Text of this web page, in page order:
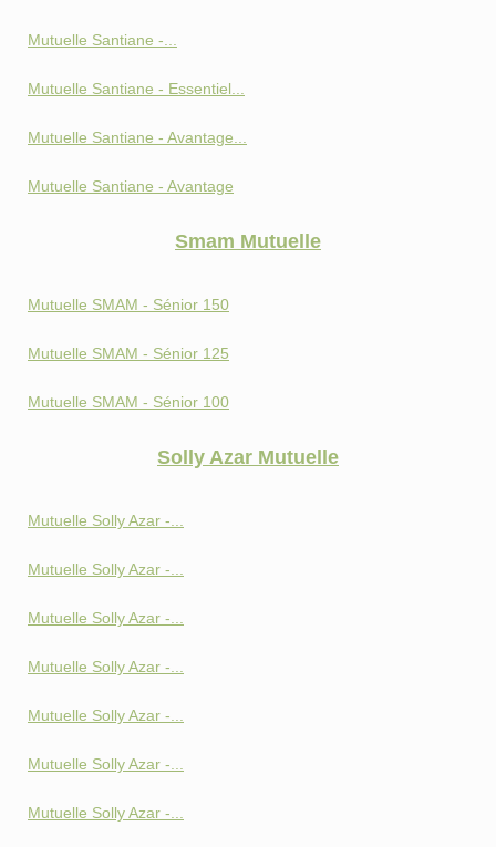
Mutuelle Santiane -...
Mutuelle Santiane - Essentiel...
Mutuelle Santiane - Avantage...
Mutuelle Santiane - Avantage
Smam Mutuelle
Mutuelle SMAM - Sénior 150
Mutuelle SMAM - Sénior 125
Mutuelle SMAM - Sénior 100
Solly Azar Mutuelle
Mutuelle Solly Azar -...
Mutuelle Solly Azar -...
Mutuelle Solly Azar -...
Mutuelle Solly Azar -...
Mutuelle Solly Azar -...
Mutuelle Solly Azar -...
Mutuelle Solly Azar -...